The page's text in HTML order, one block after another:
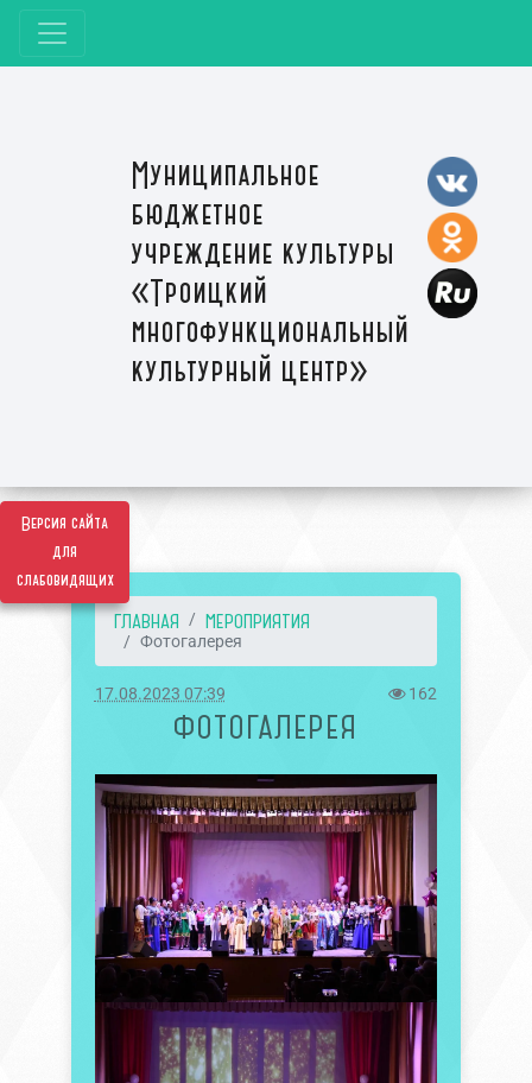
Версия сайта
для
слабовидящих
Муниципальное
бюджетное
учреждение культуры
«Троицкий
многофункциональный
культурный центр»
ГЛАВНАЯ МЕРОПРИЯТИЯ
Фотогалерея
17.08.2023 07:39 162
ФОТОГАЛЕРЕЯ